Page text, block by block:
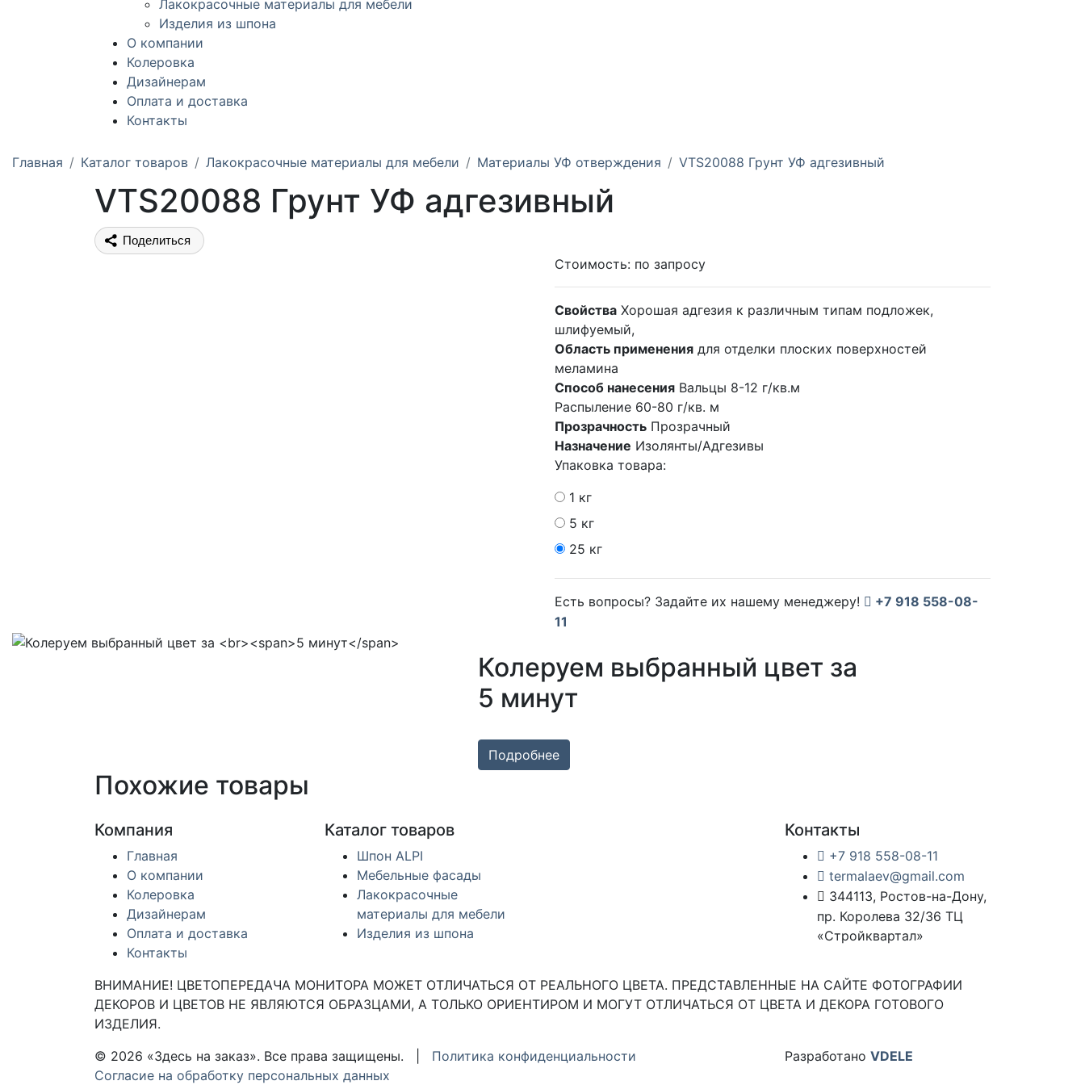
Лакокрасочные материалы для мебели
Изделия из шпона
О компании
Колеровка
Дизайнерам
Оплата и доставка
Контакты
Главная Каталог товаров Лакокрасочные материалы для мебели Материалы УФ отверждения VTS20088 Грунт УФ адгезивный
VTS20088 Грунт УФ адгезивный
Поделиться
Стоимость: по запросу
Свойства Хорошая адгезия к различным типам подложек,
шлифуемый,
Область применения для отделки плоских поверхностей
меламина
Способ нанесения Вальцы 8-12 г/кв.м
Распыление 60-80 г/кв. м
Прозрачность Прозрачный
Назначение Изолянты/Адгезивы
Упаковка товара:
1 кг
5 кг
25 кг
Есть вопросы? Задайте их нашему менеджеру!
+7 918 558-08-
11
Колеруем выбранный цвет за
5 минут
Подробнее
Похожие товары
Компания
Главная
О компании
Колеровка
Дизайнерам
Оплата и доставка
Контакты
Каталог товаров
Шпон ALPI
Мебельные фасады
Лакокрасочные
материалы для мебели
Изделия из шпона
Контакты
+7 918 558-08-11
termalaev@gmail.com
344113, Ростов-на-Дону,
пр. Королева 32/36 ТЦ
«Стройквартал»
ВНИМАНИЕ! ЦВЕТОПЕРЕДАЧА МОНИТОРА МОЖЕТ ОТЛИЧАТЬСЯ ОТ РЕАЛЬНОГО ЦВЕТА. ПРЕДСТАВЛЕННЫЕ НА САЙТЕ ФОТОГРАФИИ
ДЕКОРОВ И ЦВЕТОВ НЕ ЯВЛЯЮТСЯ ОБРАЗЦАМИ, А ТОЛЬКО ОРИЕНТИРОМ И МОГУТ ОТЛИЧАТЬСЯ ОТ ЦВЕТА И ДЕКОРА ГОТОВОГО
ИЗДЕЛИЯ.
© 2026 «Здесь на заказ». Все права защищены. | Политика конфиденциальности
Согласие на обработку персональных данных
Разработано VDELE